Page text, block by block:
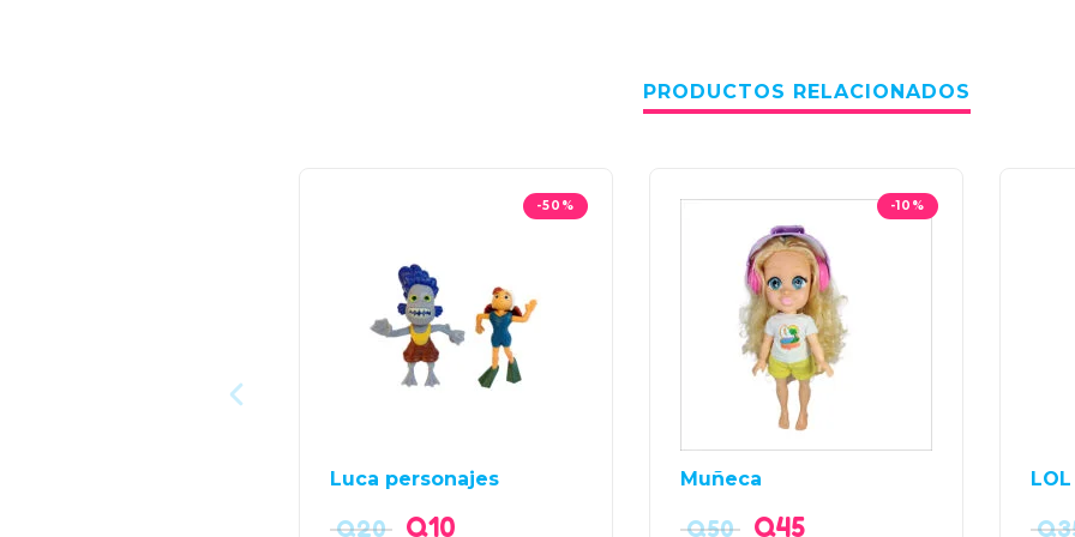
PRODUCTOS RELACIONADOS
-50%
Luca personajes
Q20 Q10
-10%
Muñeca
Q50 Q45 Q